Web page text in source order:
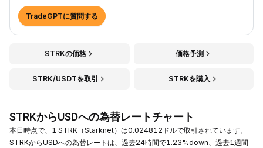
TradeGPTに質問する
STRKの価格 価格予測
STRK/USDTを取引 STRKを購入
STRKからUSDへの為替レートチャート
本日時点で、1 STRK（Starknet）は0.024812ドルで取引されています。
STRKからUSDへの為替レートは、過去24時間で1.23%down、過去1週間